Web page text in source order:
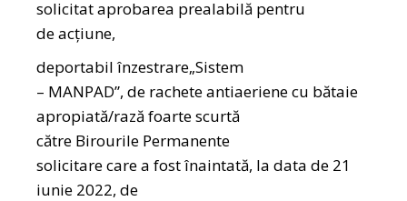
solicitat aprobarea prealabilă pentru
de acţiune,
deportabil înzestrare„Sistem
– MANPAD”, de rachete antiaeriene cu bătaie
apropiată/rază foarte scurtă
către Birourile Permanente
solicitare care a fost înaintată, la data de 21
iunie 2022, de